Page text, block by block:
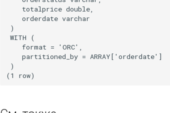
    totalprice double,
    orderdate varchar
)
WITH (
    format = 'ORC',
    partitioned_by = ARRAY['orderdate']
)